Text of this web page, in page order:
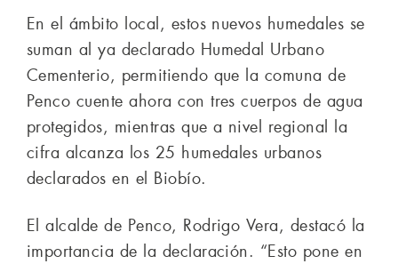
En el ámbito local, estos nuevos humedales se
suman al ya declarado Humedal Urbano
Cementerio, permitiendo que la comuna de
Penco cuente ahora con tres cuerpos de agua
protegidos, mientras que a nivel regional la
cifra alcanza los 25 humedales urbanos
declarados en el Biobío.
El alcalde de Penco, Rodrigo Vera, destacó la
importancia de la declaración. “Esto pone en